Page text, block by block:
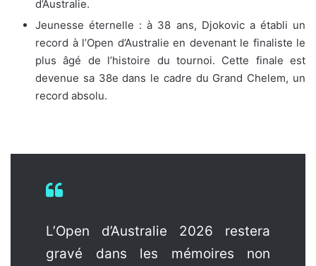
d’Australie.
Jeunesse éternelle : à 38 ans, Djokovic a établi un
record à l’Open d’Australie en devenant le finaliste le
plus âgé de l’histoire du tournoi. Cette finale est
devenue sa 38e dans le cadre du Grand Chelem, un
record absolu.
L’Open d’Australie 2026 restera
gravé dans les mémoires non